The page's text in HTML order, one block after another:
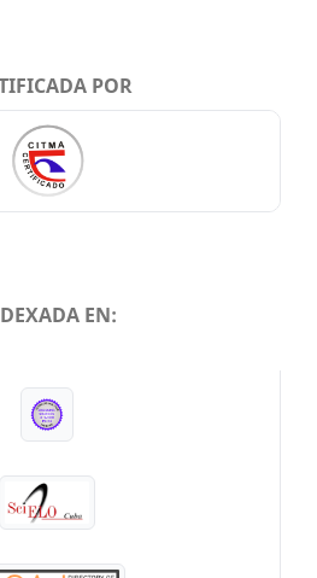
POR
EN: